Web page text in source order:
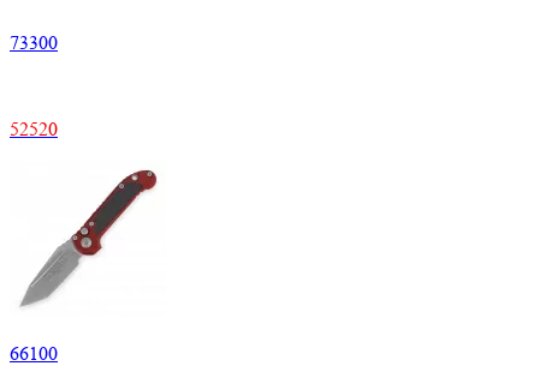
73300
52520
66100